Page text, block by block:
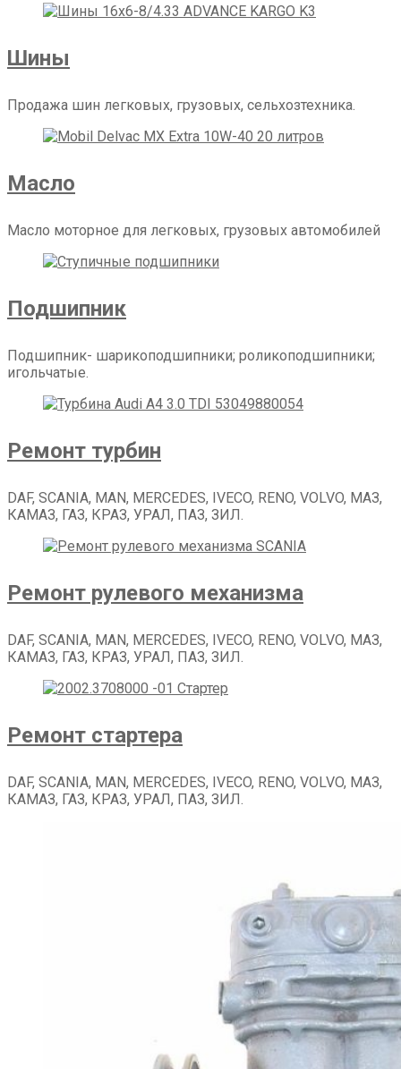
Шины
Продажа шин легковых, грузовых, сельхозтехника.
Масло
Масло моторное для легковых, грузовых автомобилей
Подшипник
Подшипник- шарикоподшипники; роликоподшипники;
игольчатые.
Ремонт турбин
DAF, SCANIA, MAN, MERCEDES, IVECO, RENO, VOLVO, МАЗ,
КАМАЗ, ГАЗ, КРАЗ, УРАЛ, ПАЗ, ЗИЛ.
Ремонт рулевого механизма
DAF, SCANIA, MAN, MERCEDES, IVECO, RENO, VOLVO, МАЗ,
КАМАЗ, ГАЗ, КРАЗ, УРАЛ, ПАЗ, ЗИЛ.
Ремонт стартера
DAF, SCANIA, MAN, MERCEDES, IVECO, RENO, VOLVO, МАЗ,
КАМАЗ, ГАЗ, КРАЗ, УРАЛ, ПАЗ, ЗИЛ.